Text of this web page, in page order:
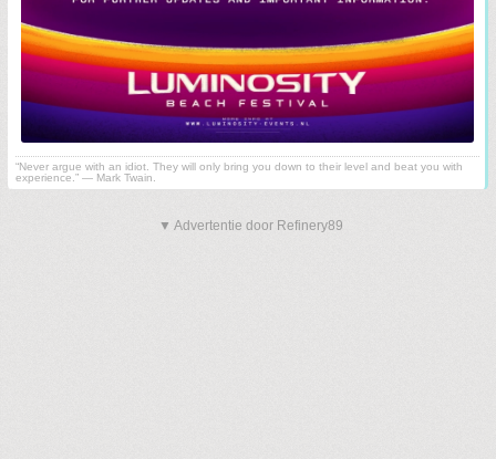
“Never argue with an idiot. They will only bring you down to their level and beat you with
experience.” ― Mark Twain.
▼ Advertentie door Refinery89